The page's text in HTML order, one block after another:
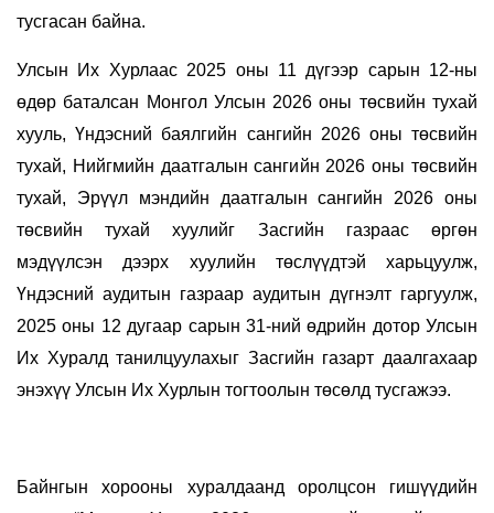
тусгасан байна.
Улсын Их Хурлаас 2025 оны 11 дүгээр сарын 12-ны
өдөр баталсан Монгол Улсын 2026 оны төсвийн тухай
хууль, Үндэсний баялгийн сангийн 2026 оны төсвийн
тухай, Нийгмийн даатгалын сангийн 2026 оны төсвийн
тухай, Эрүүл мэндийн даатгалын сангийн 2026 оны
төсвийн тухай хуулийг Засгийн газраас өргөн
мэдүүлсэн дээрх хуулийн төслүүдтэй харьцуулж,
Үндэсний аудитын газраар аудитын дүгнэлт гаргуулж,
2025 оны 12 дугаар сарын 31-ний өдрийн дотор Улсын
Их Хуралд танилцуулахыг Засгийн газарт даалгахаар
энэхүү Улсын Их Хурлын тогтоолын төсөлд тусгажээ.
Байнгын хорооны хуралдаанд оролцсон гишүүдийн